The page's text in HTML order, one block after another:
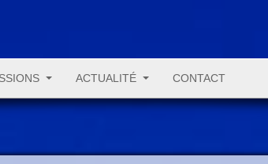
ACTUALITÉ CONTACT